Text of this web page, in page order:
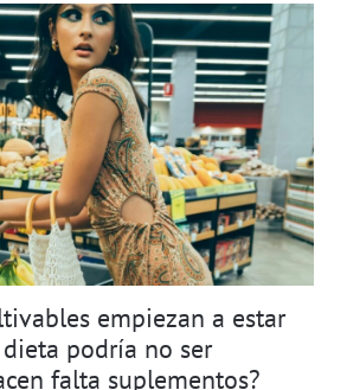
empiezan a estar
podría no ser
falta suplementos?